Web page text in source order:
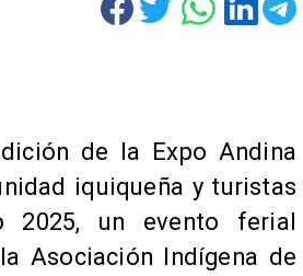
de la Expo Andina
iquiqueña y turistas
2025, un evento ferial
Asociación Indígena de